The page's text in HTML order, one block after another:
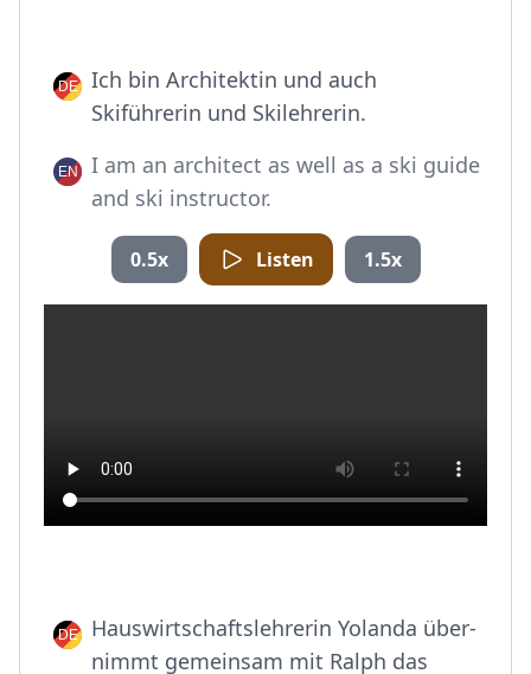
Ich bin Architektin und auch
Skiführerin und Skilehrerin.
I am an architect as well as a ski guide
and ski instructor.
0.5x Listen 1.5x
Hauswirtschaftslehrerin Yolanda über-
nimmt gemeinsam mit Ralph das